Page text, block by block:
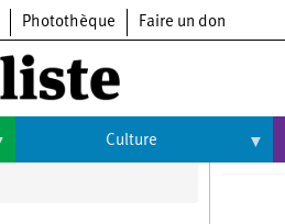
Photothèque Faire un don
Culture